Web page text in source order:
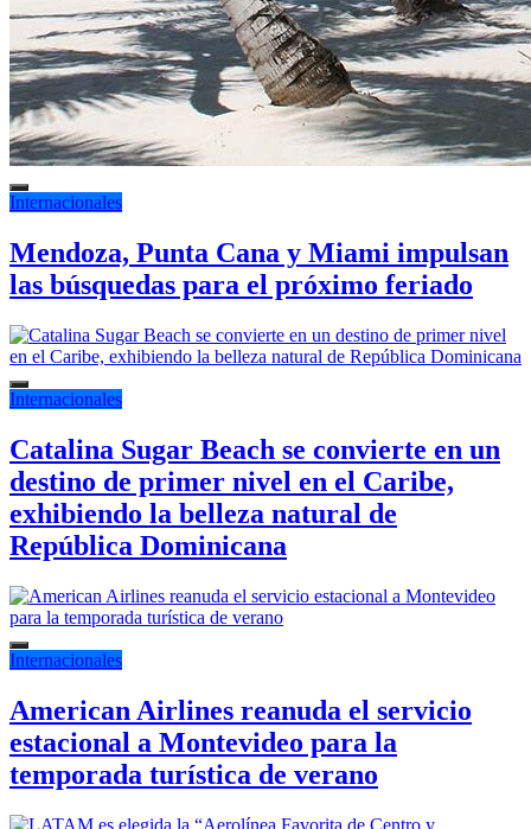
Internacionales
Mendoza, Punta Cana y Miami impulsan
las búsquedas para el próximo feriado
Internacionales
Catalina Sugar Beach se convierte en un
destino de primer nivel en el Caribe,
exhibiendo la belleza natural de
República Dominicana
Internacionales
American Airlines reanuda el servicio
estacional a Montevideo para la
temporada turística de verano